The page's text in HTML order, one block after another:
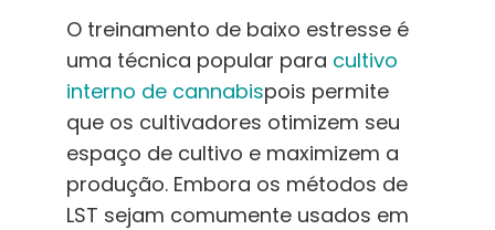
O treinamento de baixo estresse é
uma técnica popular para cultivo
interno de cannabispois permite
que os cultivadores otimizem seu
espaço de cultivo e maximizem a
produção. Embora os métodos de
LST sejam comumente usados em